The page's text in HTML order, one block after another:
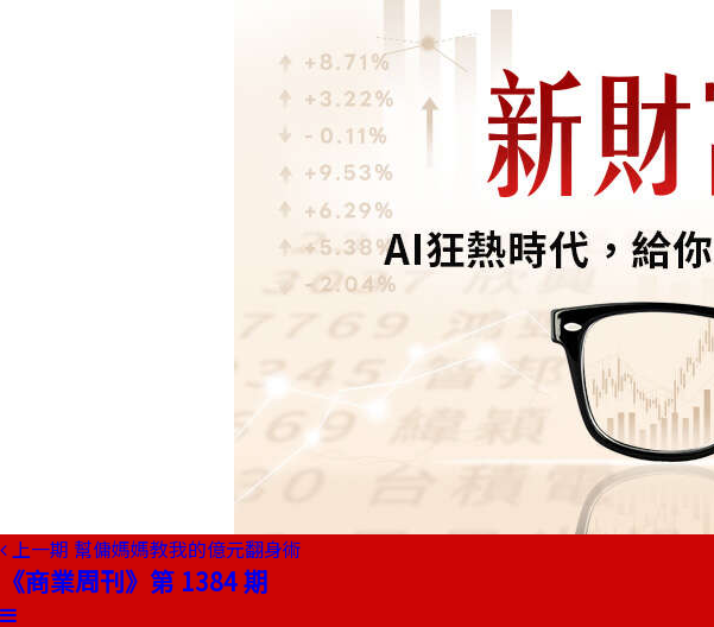
上一期 幫傭媽媽教我的億元翻身術
《商業周刊》第 1384 期